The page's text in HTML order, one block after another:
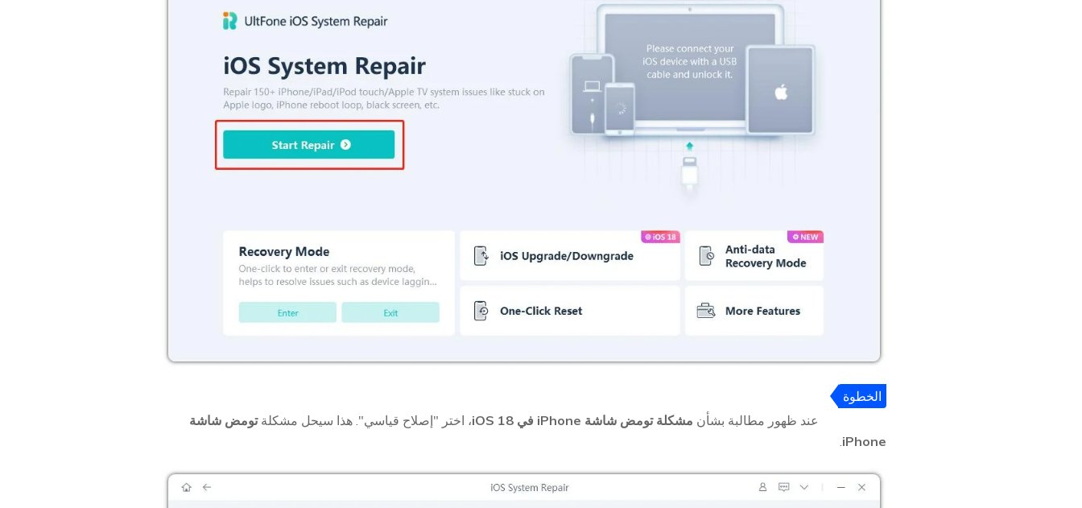
الخطوة
عند ظهور مطالبة بشأن مشكلة تومض شاشة iPhone في iOS 18 ، اختر "إصلاح قياسي". هذا سيحل مشكلةتومض شاشة
iPhone